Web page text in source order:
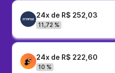
24x de R$ 252,03
11,72 %
24x de R$ 222,60
10 %